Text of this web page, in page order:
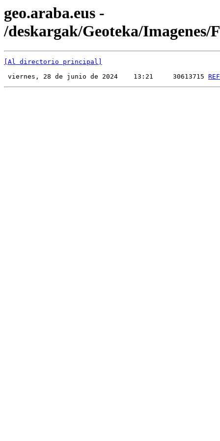
geo.araba.eus -
/deskargak/Geoteka/Imagenes/
[Al directorio principal]
viernes, 28 de junio de 2024    13:21     30613715